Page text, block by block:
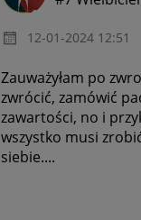
‎12-01-2024 12:51
Zauważyłam po
zwrócić, zamówić
zawartości, no i
wszystko musi
siebie....